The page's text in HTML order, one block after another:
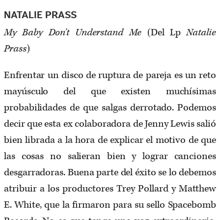
NATALIE PRASS
My Baby Don’t Understand Me (Del LpNatalie
Prass)
Enfrentar un disco de ruptura de pareja es un reto
mayúsculo del que existen muchísimas
probabilidades de que salgas derrotado. Podemos
decir que esta ex colaboradora de Jenny Lewis salió
bien librada a la hora de explicar el motivo de que
las cosas no salieran bien y lograr canciones
desgarradoras. Buena parte del éxito se lo debemos
atribuir a los productores Trey Pollard y Matthew
E. White, que la firmaron para su sello Spacebomb